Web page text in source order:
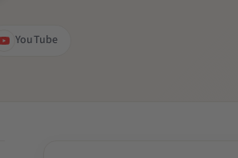
YouTube